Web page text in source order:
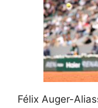
Félix Auger-